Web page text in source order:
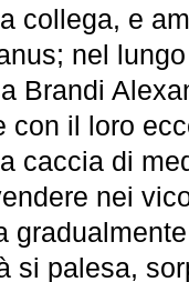
collega, e
nel
Brandi
con il loro
caccia di
nei
si palesa,